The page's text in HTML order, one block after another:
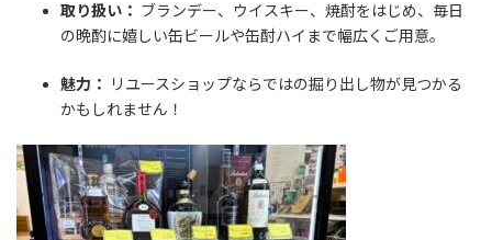
取り扱い： ブランデー、ウイスキー、焼酎をはじめ、毎日
の晩酌に嬉しい缶ビールや缶酎ハイまで幅広くご用意。
魅力：
リユースショップならではの掘り出し物が見つかる
かもしれません！